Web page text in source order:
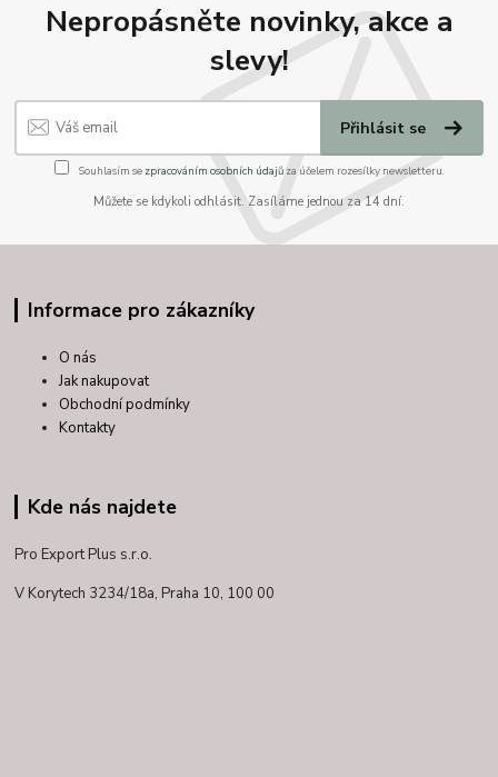
Nepropásněte novinky, akce a
slevy!
Přihlásit se
Souhlasím se zpracováním osobních údajůza účelem rozesílky newsletteru.
Můžete se kdykoli odhlásit. Zasíláme jednou za 14 dní.
Informace pro zákazníky
O nás
Jak nakupovat
Obchodní podmínky
Kontakty
Kde nás najdete
Pro Export Plus s.r.o.
V Korytech 3234/18a, Praha 10, 100 00